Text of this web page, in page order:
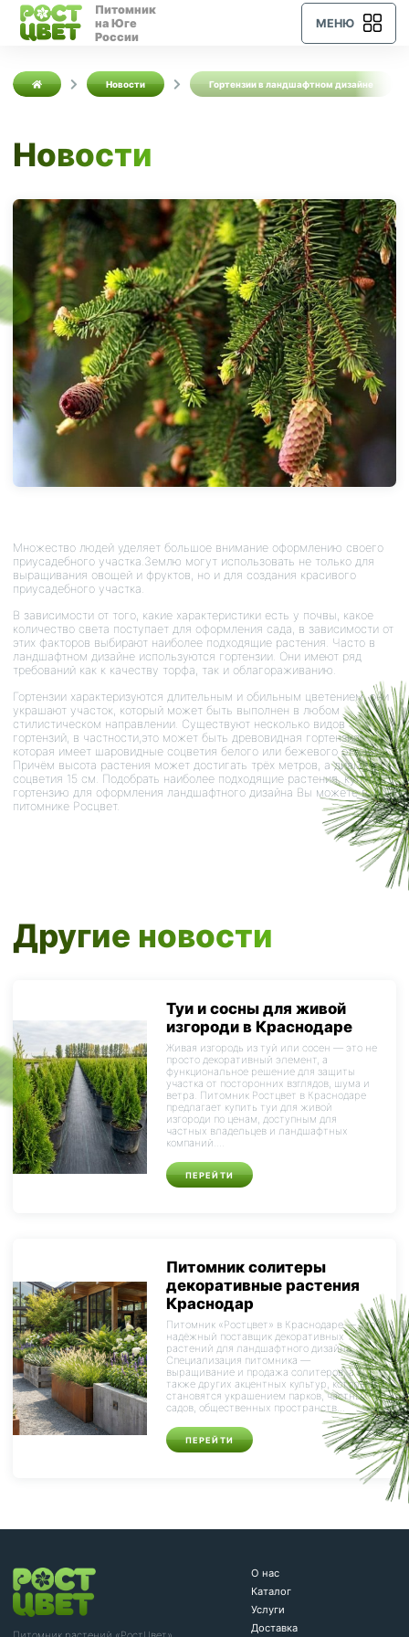
Питомник
на Юге
России
МЕНЮ
Новости Гортензии в ландшафтном дизайне
Новости
Множество людей уделяет большое внимание оформлению своего
приусадебного участка.Землю могут использовать не только для
выращивания овощей и фруктов, но и для создания красивого
приусадебного участка.
В зависимости от того, какие характеристики есть у почвы, какое
количество света поступает для оформления сада, в зависимости от
этих факторов выбирают наиболее подходящие растения. Часто в
ландшафтном дизайне используются гортензии. Они имеют ряд
требований как к качеству торфа, так и облагораживанию.
Гортензии характеризуются длительным и обильным цветением, они
украшают участок, который может быть выполнен в любом
стилистическом направлении. Существуют несколько видов
гортензий, в частности,это может быть древовидная гортензия,
которая имеет шаровидные соцветия белого или бежевого оттенка.
Причём высота растения может достигать трёх метров, а диаметр
соцветия 15 см. Подобрать наиболее подходящие растения, купить
гортензию для оформления ландшафтного дизайна Вы можете в
питомнике Росцвет.
Другие новости
Туи и сосны для живой
изгороди в Краснодаре
Живая изгородь из туй или сосен — это не
просто декоративный элемент, а
функциональное решение для защиты
участка от посторонних взглядов, шума и
ветра. Питомник Ростцвет в Краснодаре
предлагает купить туи для живой
изгороди по ценам, доступным для
частных владельцев и ландшафтных
компаний....
ПЕРЕЙТИ
Питомник солитеры
декоративные растения
Краснодар
Питомник «Ростцвет» в Краснодаре — это
надёжный поставщик декоративных
растений для ландшафтного дизайна.
Специализация питомника —
выращивание и продажа солитеров, а
также других акцентных культур, которые
становятся украшением парков, частных
садов, общественных пространств...
ПЕРЕЙТИ
О нас
Каталог
Услуги
Доставка